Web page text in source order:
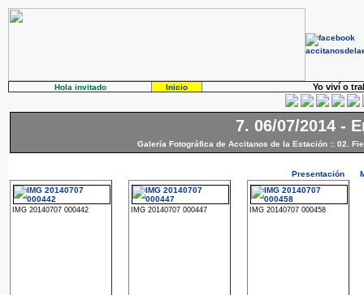
Hola invitado Inicio Yo viví o
7. 06/07/2014 -
Galería Fotográfica de Accitanos de la Estación :: 02.
Presentación
IMG 20140707 000442 IMG 20140707 000447 IMG 20140707 000458